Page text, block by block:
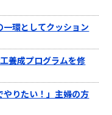
一環としてクッション
養成プログラムを修
やりたい！」主婦の方